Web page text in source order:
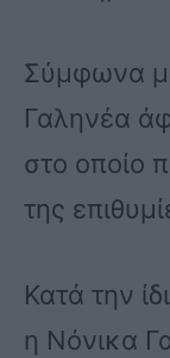
Σύμφωνα
Γαληνέα
στο οποίο
της
Κατά την
η Νόνικα